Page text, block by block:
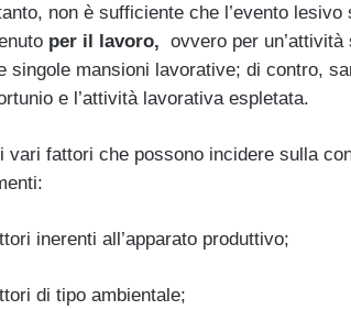
non è sufficiente che l’evento
per il lavoro, ovvero per
singole mansioni lavorative; di contro,
e l’attività lavorativa espletata.
vari fattori che possono incidere sulla
inerenti all’apparato produttivo;
di tipo ambientale;